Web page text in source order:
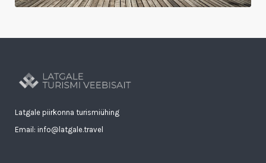
Latgale piirkonna turismiühing
Email: info@latgale.travel